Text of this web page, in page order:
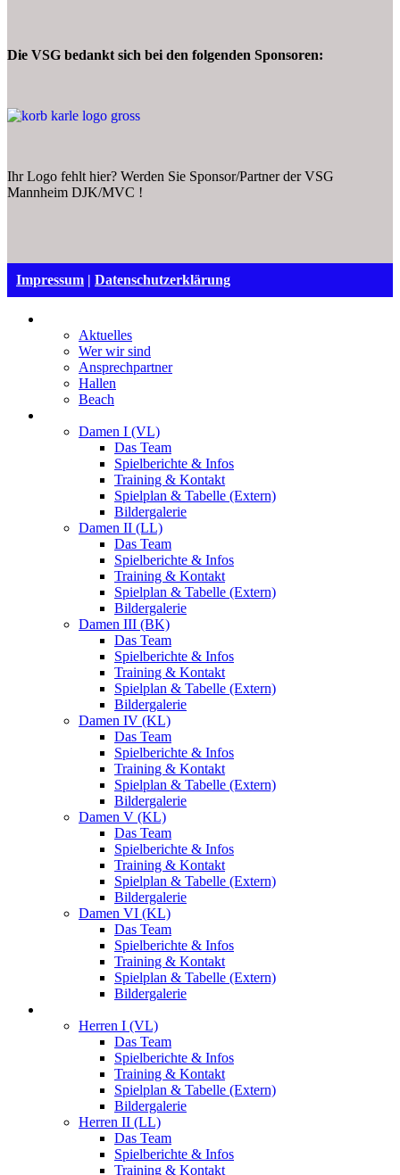
Die VSG bedankt sich bei den folgenden Sponsoren:
Ihr Logo fehlt hier? Werden Sie Sponsor/Partner der VSG
Mannheim DJK/MVC !
Impressum | Datenschutzerklärung
Aktuelles
Wer wir sind
Ansprechpartner
Hallen
Beach
Damen I (VL)
Das Team
Spielberichte & Infos
Training & Kontakt
Spielplan & Tabelle (Extern)
Bildergalerie
Damen II (LL)
Das Team
Spielberichte & Infos
Training & Kontakt
Spielplan & Tabelle (Extern)
Bildergalerie
Damen III (BK)
Das Team
Spielberichte & Infos
Training & Kontakt
Spielplan & Tabelle (Extern)
Bildergalerie
Damen IV (KL)
Das Team
Spielberichte & Infos
Training & Kontakt
Spielplan & Tabelle (Extern)
Bildergalerie
Damen V (KL)
Das Team
Spielberichte & Infos
Training & Kontakt
Spielplan & Tabelle (Extern)
Bildergalerie
Damen VI (KL)
Das Team
Spielberichte & Infos
Training & Kontakt
Spielplan & Tabelle (Extern)
Bildergalerie
Herren I (VL)
Das Team
Spielberichte & Infos
Training & Kontakt
Spielplan & Tabelle (Extern)
Bildergalerie
Herren II (LL)
Das Team
Spielberichte & Infos
Training & Kontakt